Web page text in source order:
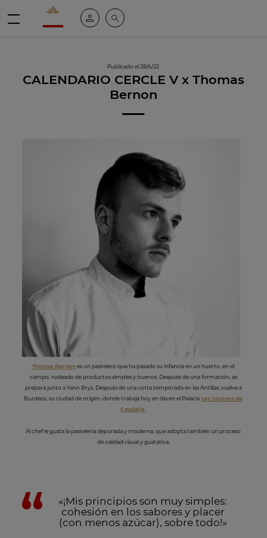
Valrhona - Imaginons le meilleur du chocolat
Mi cuentaBuscar
Publicado el 28/4/22
CALENDARIO CERCLE V x Thomas
Bernon
Thomas Bernones un pastelero que ha pasado su infancia en un huerto, en el
campo, rodeado de productos simples y buenos. Después de una formación, se
prepara junto a Yann Brys. Después de una corta temporada en las Antillas, vuelve a
Burdeos, su ciudad de origen, donde trabaja hoy en día en el Palacia Les Sources de
Caudalie
Al chef le gusta la pastelería depurada y moderna, que adopta también un proceso
de calidad visual y gustativa.
«¡Mis principios son muy simples:
cohesión en los sabores y placer
(con menos azúcar), sobre todo!»